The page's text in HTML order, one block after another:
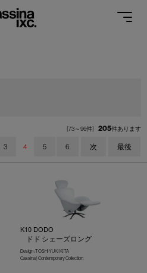
[73～96件] 205件あります
3 4 5 6 次 最後
K10 DODO
ドド シェーズロング
Design : TOSHIYUKI KITA
Cassina | Contemporary Collection